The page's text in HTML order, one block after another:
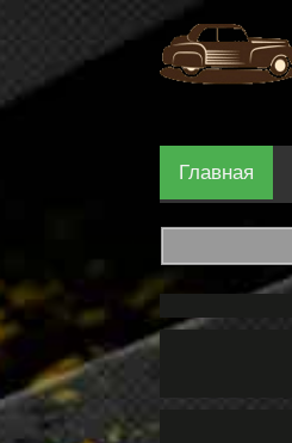
Главная